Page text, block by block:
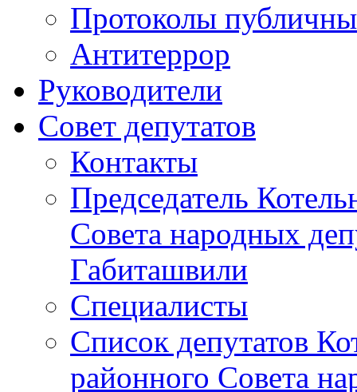
Протоколы
Антитеррор
Руководители
Совет депутатов
Контакты
Председатель
Совета народных
Габиташвили
Специалисты
Список депутатов
районного Совета